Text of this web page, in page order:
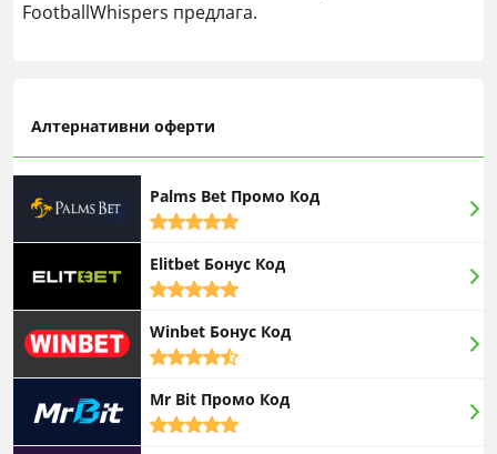
FootballWhispers предлага.
Алтернативни оферти
Palms Bet Промо Код
5,0
Elitbet Бонус Код
5,0
Winbet Бонус Код
4,5
Mr Bit Промо Код
5,0